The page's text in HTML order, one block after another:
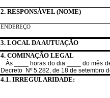
2. RESPONSÁVEL (NOME)
ENDEREÇO
3. LOCAL DA AUTUAÇÃO
4. COMINAÇÃO LEGAL
Às ____ horas do dia ____ do mês
Decreto Nº 5.282, de 18 de setembro
4.1. IRREGULARIDADE: